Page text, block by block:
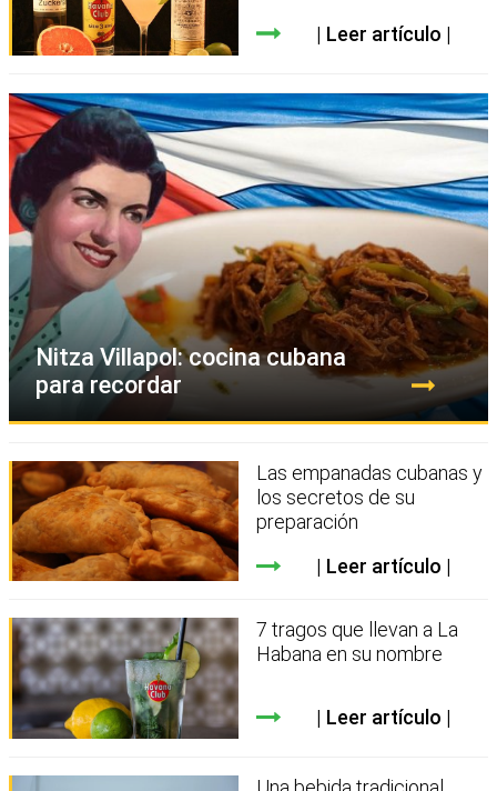
Leer artículo
Nitza Villapol: cocina cubana
para recordar
Las empanadas cubanas y
los secretos de su
preparación
Leer artículo
7 tragos que llevan a La
Habana en su nombre
Leer artículo